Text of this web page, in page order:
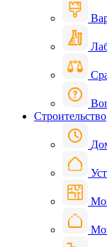
Строительство